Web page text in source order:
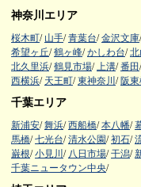
神奈川エリア
桜木町/ 山手/ 青葉台/ 金沢文庫/
希望ヶ丘/ 鶴ヶ峰/ かしわ台/ 北
北久里浜/ 鶴見市場/ 上溝/ 番田/
西横浜/ 天王町/ 東神奈川 / 阪
千葉エリア
新浦安/ 舞浜/ 西船橋/ 本八幡/
馬橋/ 七光台/ 清水公園/ 初石/
巌根/ 小見川 / 八日市場/ 干潟/
千葉ニュータウン中央/